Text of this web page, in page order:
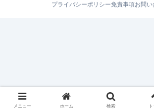
プライバシーポリシー免責事項お問
メニュー ホーム 検索